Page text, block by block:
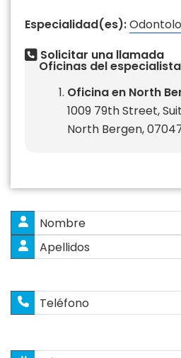
Especialidad(es):
Solicitar una llamada
Oficinas del
Oficina en North
1009 79th Street,
North Bergen,
Nombre*
Nombres
Teléfono